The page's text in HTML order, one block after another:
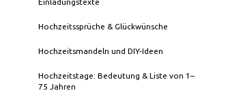
Einladungstexte
Hochzeitssprüche & Glückwünsche
Hochzeitsmandeln und DIY-Ideen
Hochzeitstage: Bedeutung & Liste von 1–
75 Jahren